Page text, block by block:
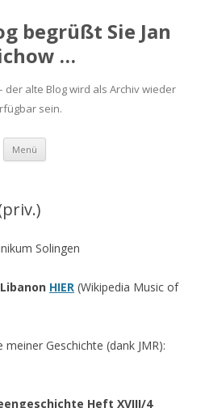
begrüßt Sie Jan
…
der alte Blog wird als Archiv wieder
sein.
Menü Zum
springen
Solingen
HIER (Wikipedia Music of
Geschichte (dank JMR):
Heft XVIII/4